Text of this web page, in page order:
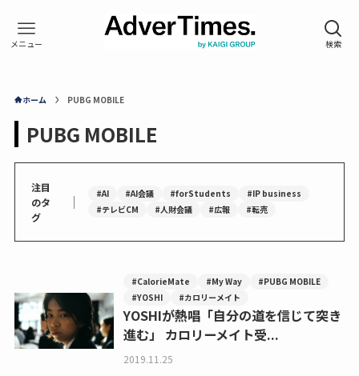
ホーム PUBG MOBILE
PUBG MOBILE
注目
のタ
グ
｜ #AI #AI会議 #forStudents
#IP business
#テレビCM
#人財会議 #広報 #転売
#CalorieMate #My Way
#PUBG MOBILE
#YOSHI
#カロリーメイト
YOSHIが熱唱「自分の道を信じて突き
進む」 カロリーメイト受...
2019.11.25